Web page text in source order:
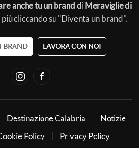
anche tu un brand di Meraviglie di
più cliccando su "Diventa un brand".
BRAND LAVORA CON NOI
Destinazione Calabria
Notizie
Policy
Privacy Policy